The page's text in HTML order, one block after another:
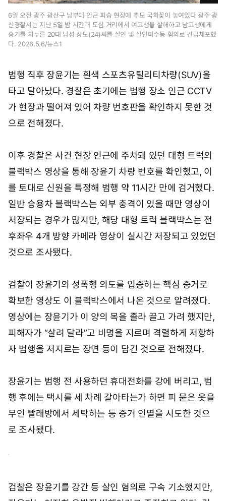
게
보
6일 오전 광주 광산구 남부대 인근 피습 현장에 추모 국화꽃이 놓여있다 광주 광
산경찰서는 지난 5일 밤 시간대 도심 거리에서 여고생을 살해하고 남고생에게
흉기를 휘두른 20대 남성 장모(24)씨를 살인 및 살인미수등 혐의로 긴급체포했
다. 2026.5.6/뉴스1
범행 직후 장윤기는 흰색 스포츠유틸리티차량(SUV)을
타고 달아났다. 경찰은 초기에는 범행 장소 인근 CCTV
가 현장과 떨어져 있어 차량 번호판을 확인하지 못한 것
으로 전해졌다.
이후 경찰은 사건 현장 인근에 주차돼 있던 대형 트럭의
블랙박스 영상을 통해 장윤기 차량 번호를 확인했고, 이
를 토대로 신원을 특정해 범행 약 11시간 만에 검거했다.
일반 승용차 블랙박스는 외부 충격이 있을 때만 영상이
저장되는 경우가 많지만, 해당 대형 트럭 블랙박스는 전
후좌우 4개 방향 카메라 영상이 실시간 저장되고 있었던
것으로 조사됐다.
검찰이 장윤기의 성폭행 의도를 입증하는 핵심 증거로
확보한 영상도 이 블랙박스에서 나온 것으로 알려졌다.
영상에는 장윤기가 이 양의 목을 졸라 끌고 가려 했지만,
피해자가 “살려 달라”고 비명을 지르며 격렬하게 저항하
자 범행을 저지르는 장면 등이 담긴 것으로 전해졌다.
장윤기는 범행 전 사용하던 휴대전화를 강에 버리고, 범
행 후에는 택시를 세 차례 갈아타는가 하면 피 묻은 옷을
무인 빨래방에서 세탁하는 등 증거 인멸을 시도한 것으
로 조사됐다.
검찰은 장윤기를 강간 등 살인 혐의로 구속 기소했지만,